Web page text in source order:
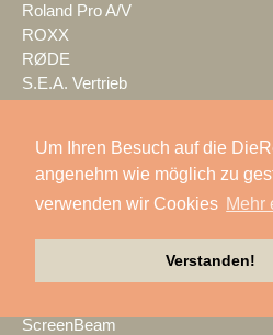
Um Ihren Besuch auf die
angenehm wie möglich zu
verwenden wir Cookies Mehr
Verstanden!
Roland Pro A/V
ROXX
RØDE
S.E.A. Vertrieb
satis&fy
SCHACHZUG
Schallwerk Audiotechnik
Schnick-Schnack-Systems
ScreenBeam